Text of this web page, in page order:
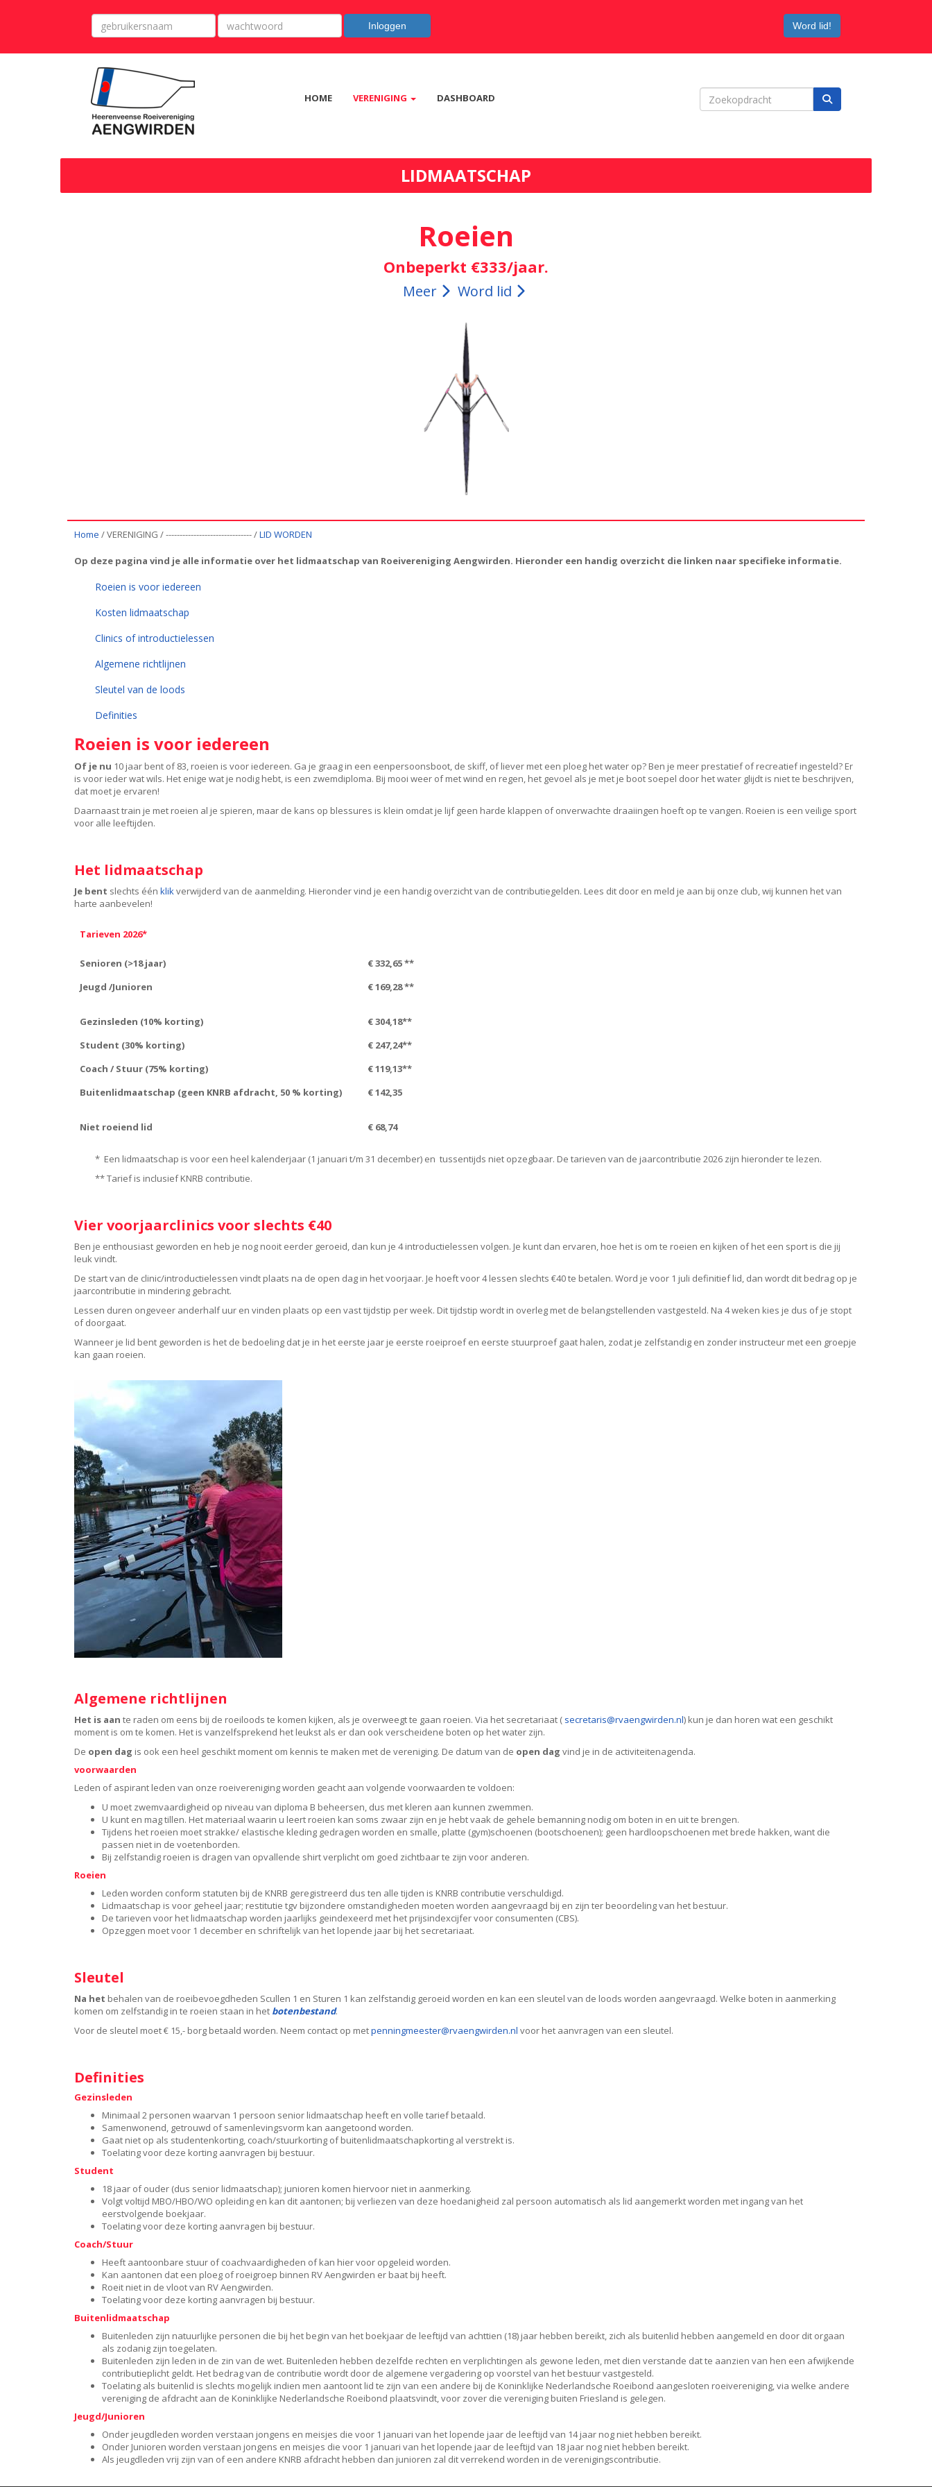
Inloggen Word lid!
HOME VERENIGING DASHBOARD
LIDMAATSCHAP
Roeien
Onbeperkt €333/jaar.
Meer Word lid
Home / VERENIGING / ------------------------------- /LID WORDEN
Op deze pagina vind je alle informatie over het lidmaatschap van Roeivereniging Aengwirden. Hieronder een handig overzicht die linken naar specifieke informatie.
Roeien is voor iedereen
Kosten lidmaatschap
Clinics of introductielessen
Algemene richtlijnen
Sleutel van de loods
Definities
Roeien is voor iedereen
Of je nu 10 jaar bent of 83, roeien is voor iedereen. Ga je graag in een eenpersoonsboot, de skiff, of liever met een ploeg het water op? Ben je meer prestatief of recreatief ingesteld? Er
is voor ieder wat wils. Het enige wat je nodig hebt, is een zwemdiploma. Bij mooi weer of met wind en regen, het gevoel als je met je boot soepel door het water glijdt is niet te beschrijven,
dat moet je ervaren!
Daarnaast train je met roeien al je spieren, maar de kans op blessures is klein omdat je lijf geen harde klappen of onverwachte draaiingen hoeft op te vangen. Roeien is een veilige sport
voor alle leeftijden.
Het lidmaatschap
Je bent slechts één klikverwijderd van de aanmelding. Hieronder vind je een handig overzicht van de contributiegelden. Lees dit door en meld je aan bij onze club, wij kunnen het van
harte aanbevelen!
Tarieven 2026*
Senioren (>18 jaar)
€ 332,65 **
Jeugd /Junioren
€ 169,28 **
Gezinsleden (10% korting) € 304,18**
Student (30% korting)
€ 247,24**
Coach / Stuur (75% korting)
€ 119,13**
Buitenlidmaatschap (geen KNRB afdracht, 50 % korting)
€142,35
Niet roeiend lid € 68,74
* Een lidmaatschap is voor een heel kalenderjaar (1 januari t/m 31 december) en tussentijds niet opzegbaar. De tarieven van de jaarcontributie 2026 zijn hieronder te lezen.
** Tarief is inclusief KNRB contributie.
Vier voorjaarclinics voor slechts €40
Ben je enthousiast geworden en heb je nog nooit eerder geroeid, dan kun je 4 introductielessen volgen. Je kunt dan ervaren, hoe het is om te roeien en kijken of het een sport is die jij
leuk vindt.
De start van de clinic/introductielessen vindt plaats na de open dag in het voorjaar. Je hoeft voor 4 lessen slechts €40 te betalen. Word je voor 1 juli definitief lid, dan wordt dit bedrag op je
jaarcontributie in mindering gebracht.
Lessen duren ongeveer anderhalf uur en vinden plaats op een vast tijdstip per week. Dit tijdstip wordt in overleg met de belangstellenden vastgesteld. Na 4 weken kies je dus of je stopt
of doorgaat.
Wanneer je lid bent geworden is het de bedoeling dat je in het eerste jaar je eerste roeiproef en eerste stuurproef gaat halen, zodat je zelfstandig en zonder instructeur met een groepje
kan gaan roeien.
Algemene richtlijnen
Het is aan te raden om eens bij de roeiloods te komen kijken, als je overweegt te gaan roeien. Via het secretariaat ( siraterces@rvaengwirden.nl) kun je dan horen wat een geschikt
moment is om te komen. Het is vanzelfsprekend het leukst als er dan ook verscheidene boten op het water zijn.
De open dag is ook een heel geschikt moment om kennis te maken met de vereniging. De datum van de open dag vind je in de activiteitenagenda.
voorwaarden
Leden of aspirant leden van onze roeivereniging worden geacht aan volgende voorwaarden te voldoen:
U moet zwemvaardigheid op niveau van diploma B beheersen, dus met kleren aan kunnen zwemmen.
U kunt en mag tillen. Het materiaal waarin u leert roeien kan soms zwaar zijn en je hebt vaak de gehele bemanning nodig om boten in en uit te brengen.
Tijdens het roeien moet strakke/ elastische kleding gedragen worden en smalle, platte (gym)schoenen (bootschoenen); geen hardloopschoenen met brede hakken, want die
passen niet in de voetenborden.
Bij zelfstandig roeien is dragen van opvallende shirt verplicht om goed zichtbaar te zijn voor anderen.
Roeien
Leden worden conform statuten bij de KNRB geregistreerd dus ten alle tijden is KNRB contributie verschuldigd.
Lidmaatschap is voor geheel jaar; restitutie tgv bijzondere omstandigheden moeten worden aangevraagd bij en zijn ter beoordeling van het bestuur.
De tarieven voor het lidmaatschap worden jaarlijks geindexeerd met het prijsindexcijfer voor consumenten (CBS).
Opzeggen moet voor 1 december en schriftelijk van het lopende jaar bij het secretariaat.
Sleutel
Na het behalen van de roeibevoegdheden Scullen 1 en Sturen 1 kan zelfstandig geroeid worden en kan een sleutel van de loods worden aangevraagd. Welke boten in aanmerking
komen om zelfstandig in te roeien staan in het botenbestand.
Voor de sleutel moet € 15,- borg betaald worden. Neem contact op metretseemgninnep@rvaengwirden.nl voor het aanvragen van een sleutel.
Definities
Gezinsleden
Minimaal 2 personen waarvan 1 persoon senior lidmaatschap heeft en volle tarief betaald.
Samenwonend, getrouwd of samenlevingsvorm kan aangetoond worden.
Gaat niet op als studentenkorting, coach/stuurkorting of buitenlidmaatschapkorting al verstrekt is.
Toelating voor deze korting aanvragen bij bestuur.
Student
18 jaar of ouder (dus senior lidmaatschap); junioren komen hiervoor niet in aanmerking.
Volgt voltijd MBO/HBO/WO opleiding en kan dit aantonen; bij verliezen van deze hoedanigheid zal persoon automatisch als lid aangemerkt worden met ingang van het
eerstvolgende boekjaar.
Toelating voor deze korting aanvragen bij bestuur.
Coach/Stuur
Heeft aantoonbare stuur of coachvaardigheden of kan hier voor opgeleid worden.
Kan aantonen dat een ploeg of roeigroep binnen RV Aengwirden er baat bij heeft.
Roeit niet in de vloot van RV Aengwirden.
Toelating voor deze korting aanvragen bij bestuur.
Buitenlidmaatschap
Buitenleden zijn natuurlijke personen die bij het begin van het boekjaar de leeftijd van achttien (18) jaar hebben bereikt, zich als buitenlid hebben aangemeld en door dit orgaan
als zodanig zijn toegelaten.
Buitenleden zijn leden in de zin van de wet. Buitenleden hebben dezelfde rechten en verplichtingen als gewone leden, met dien verstande dat te aanzien van hen een afwijkende
contributieplicht geldt. Het bedrag van de contributie wordt door de algemene vergadering op voorstel van het bestuur vastgesteld.
Toelating als buitenlid is slechts mogelijk indien men aantoont lid te zijn van een andere bij de Koninklijke Nederlandsche Roeibond aangesloten roeivereniging, via welke andere
vereniging de afdracht aan de Koninklijke Nederlandsche Roeibond plaatsvindt, voor zover die vereniging buiten Friesland is gelegen.
Jeugd/Junioren
Onder jeugdleden worden verstaan jongens en meisjes die voor 1 januari van het lopende jaar de leeftijd van 14 jaar nog niet hebben bereikt.
Onder Junioren worden verstaan jongens en meisjes die voor 1 januari van het lopende jaar de leeftijd van 18 jaar nog niet hebben bereikt.
Als jeugdleden vrij zijn van of een andere KNRB afdracht hebben dan junioren zal dit verrekend worden in de verenigingscontributie.